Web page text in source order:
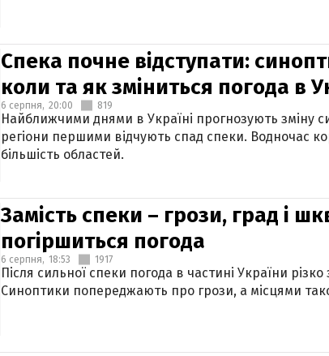
Спека почне відступати:
коли та як зміниться погода в
6 серпня, 20:00 819
Найближчими днями в Україні прогнозують зміну
регіони першими відчують спад спеки. Водночас
більшість областей.
Замість спеки – грози, град і
погіршиться погода
6 серпня, 18:53 1917
Після сильної спеки погода в частині України
Синоптики попереджають про грози, а місцями